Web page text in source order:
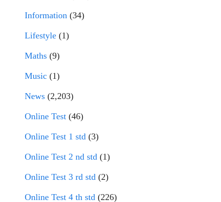
Information (34)
Lifestyle (1)
Maths (9)
Music (1)
News (2,203)
Online Test (46)
Online Test 1 std (3)
Online Test 2 nd std (1)
Online Test 3 rd std (2)
Online Test 4 th std (226)